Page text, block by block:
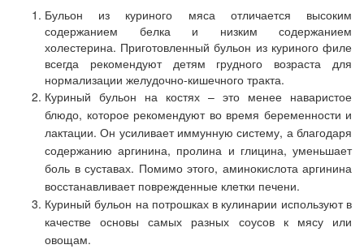
Бульон из куриного мяса отличается высоким
содержанием белка и низким содержанием
холестерина. Приготовленный бульон из куриного филе
всегда рекомендуют детям грудного возраста для
нормализации желудочно-кишечного тракта.
Куриный бульон на костях – это менее наваристое
блюдо, которое рекомендуют во время беременности и
лактации. Он усиливает иммунную систему, а благодаря
содержанию аргинина, пролина и глицина, уменьшает
боль в суставах. Помимо этого, аминокислота аргинина
восстанавливает поврежденные клетки печени.
Куриный бульон на потрошках в кулинарии используют в
качестве основы самых разных соусов к мясу или
овощам.